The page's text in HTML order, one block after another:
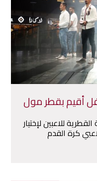
أقيم بقطر مول
للاعبين لإختيار
كرة القدم